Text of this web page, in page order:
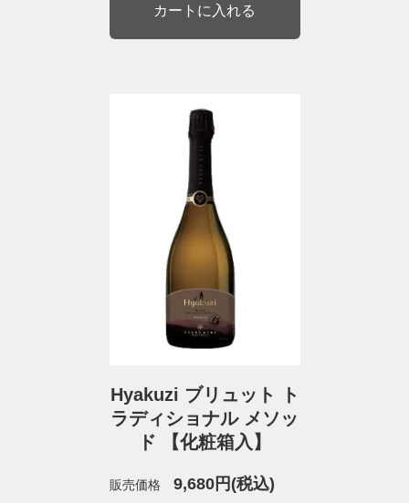
Hyakuzi ブリュット ト
ラディショナル メソッ
ド 【化粧箱入】
販売価格 9,680円(税込)